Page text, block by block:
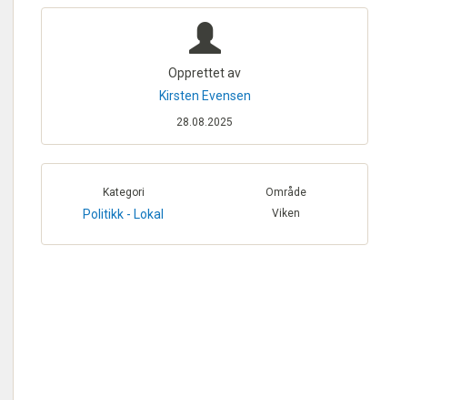
Opprettet av
Kirsten Evensen
28.08.2025
Kategori
Politikk - Lokal
Område
Viken